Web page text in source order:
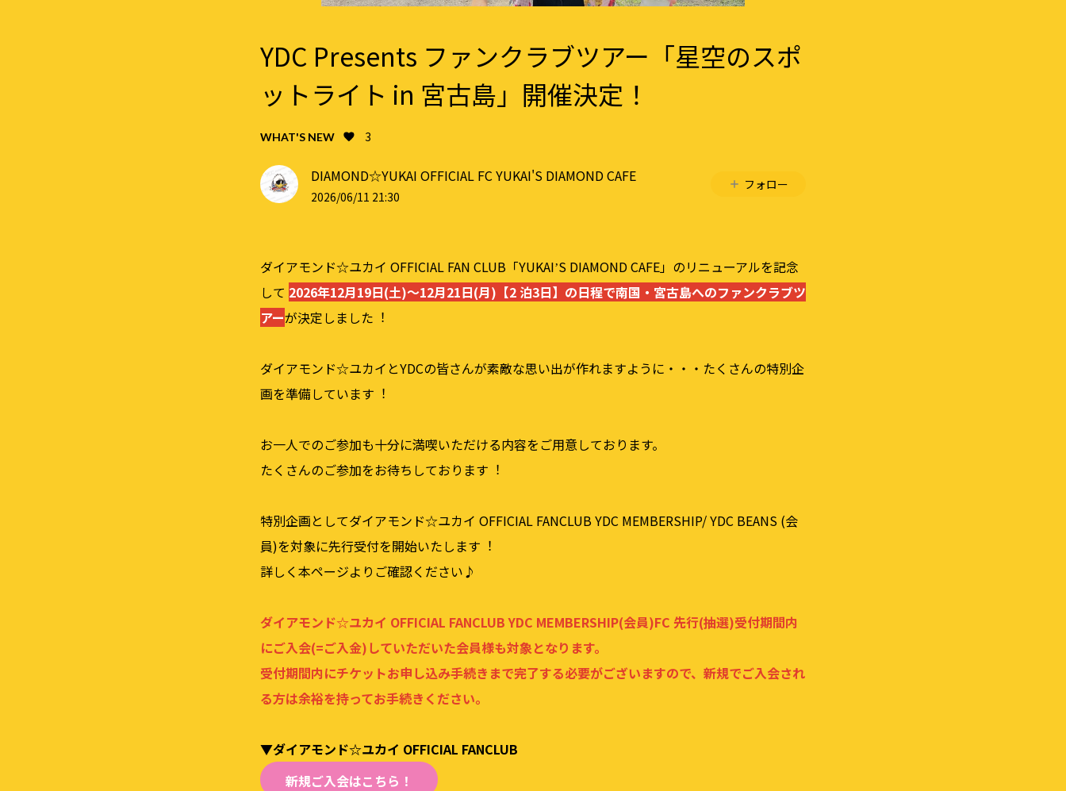
YDC Presents ファンクラブツアー「星空のスポ
ットライト in 宮古島」開催決定！
WHAT'S NEW 3
DIAMOND☆YUKAI OFFICIAL FC YUKAI'S DIAMOND CAFE
2026/06/11 21:30
フォロー
ダイアモンド☆ユカイ OFFICIAL FAN CLUB「YUKAIʼS DIAMOND CAFE」のリニューアルを記念
して 2026年12⽉19⽇(⼟)〜12⽉21⽇(⽉)【2 泊3⽇】の⽇程で南国・宮古島へのファンクラブツ
アーが決定しました︕
ダイアモンド☆ユカイとYDCの皆さんが素敵な思い出が作れますように・・・たくさんの特別企
画を準備しています︕
お⼀⼈でのご参加も⼗分に満喫いただける内容をご⽤意しております。
たくさんのご参加をお待ちしております︕
特別企画としてダイアモンド☆ユカイ OFFICIAL FANCLUB YDC MEMBERSHIP/ YDC BEANS (会
員)を対象に先⾏受付を開始いたします︕
詳しく本ページよりご確認ください♪
ダイアモンド☆ユカイ OFFICIAL FANCLUB YDC MEMBERSHIP(会員)FC 先⾏(抽選)受付期間内
にご⼊会(=ご⼊⾦)していただいた会員様も対象となります。
受付期間内にチケットお申し込み⼿続きまで完了する必要がございますので、新規でご⼊会され
る⽅は余裕を持ってお⼿続きください。
▼ダイアモンド☆ユカイ OFFICIAL FANCLUB
新規ご入会はこちら！